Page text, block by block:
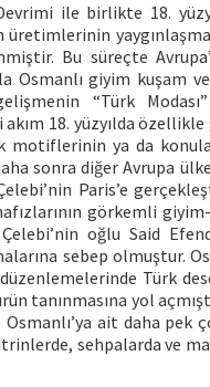
ile birlikte 18.
üretimlerinin
Bu süreçte
Osmanlı giyim kuşam
“Türk
18. yüzyılda
ya da
sonra diğer Avrupa
Paris’e
görkemli
oğlu Said
sebep olmuştur.
Türk
tanınmasına yol
Osmanlı’ya ait daha
sehpalarda ve